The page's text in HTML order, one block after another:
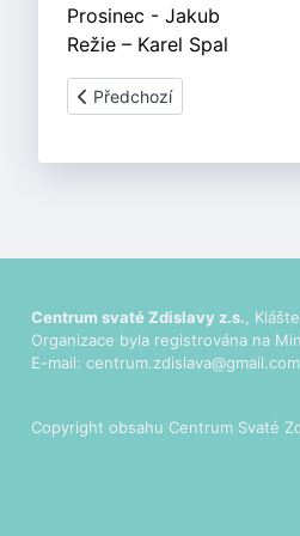
Prosinec - Jakub
Režie – Karel Spal
Předchozí článek: O
Předchozí
Centrum svaté Zdislavy z.s.,
Organizace byla registrována na
E-mail: centrum.zdislava@gmail.com
Copyright obsahu Centrum Svaté